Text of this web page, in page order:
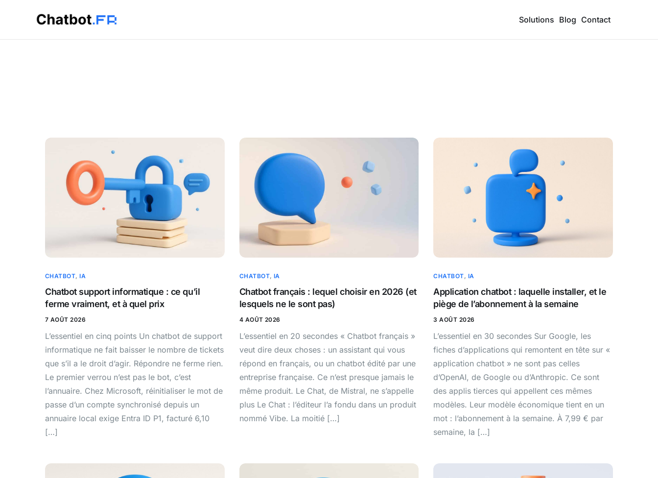
Solutions Blog Contact
CHATBOT,IA
Chatbot support informatique : ce qu’il
ferme vraiment, et à quel prix
7 AOÛT 2026
L’essentiel en cinq points Un chatbot de support
informatique ne fait baisser le nombre de tickets
que s’il a le droit d’agir. Répondre ne ferme rien.
Le premier verrou n’est pas le bot, c’est
l’annuaire. Chez Microsoft, réinitialiser le mot de
passe d’un compte synchronisé depuis un
annuaire local exige Entra ID P1, facturé 6,10
[…]
CHATBOT, IA
Chatbot français : lequel choisir en 2026 (et
lesquels ne le sont pas)
4 AOÛT 2026
L’essentiel en 20 secondes « Chatbot français »
veut dire deux choses : un assistant qui vous
répond en français, ou un chatbot édité par une
entreprise française. Ce n’est presque jamais le
même produit. Le Chat, de Mistral, ne s’appelle
plus Le Chat : l’éditeur l’a fondu dans un produit
nommé Vibe. La moitié […]
CHATBOT, IA
Application chatbot : laquelle installer, et le
piège de l’abonnement à la semaine
3 AOÛT 2026
L’essentiel en 30 secondes Sur Google, les
fiches d’applications qui remontent en tête sur «
application chatbot » ne sont pas celles
d’OpenAI, de Google ou d’Anthropic. Ce sont
des applis tierces qui appellent ces mêmes
modèles. Leur modèle économique tient en un
mot : l’abonnement à la semaine. À 7,99 € par
semaine, la […]